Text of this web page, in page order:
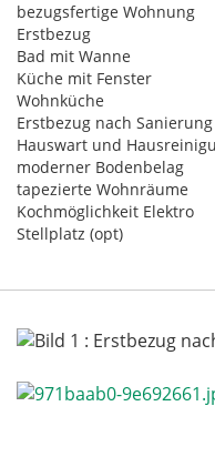
bezugsfertige Wohnung
Erstbezug
Bad mit Wanne
Küche mit Fenster
Wohnküche
Erstbezug nach Sanierung
Hauswart und
moderner Bodenbelag
tapezierte Wohnräume
Kochmöglichkeit Elektro
Stellplatz (opt)